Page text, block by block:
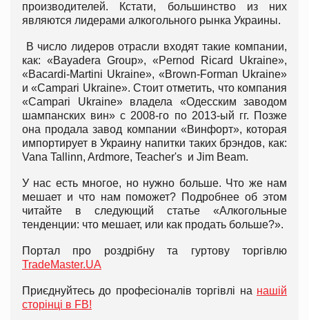
производителей. Кстати, большинство из них
являются лидерами алкогольного рынка Украины.
В число лидеров отрасли входят такие компании,
как: «Bayadera Group», «Pernod Ricard Ukraine»,
«Bacardi-Martini Ukraine», «Brown-Forman Ukraine»
и «Campari Ukraine». Стоит отметить, что компания
«Campari Ukraine» владела «Одесским заводом
шампанских вин» с 2008-го по 2013-ый гг. Позже
она продала завод компании «Винфорт», которая
импортирует в Украину напитки таких брэндов, как:
Vana Tallinn, Ardmore, Teacher's и Jim Beam.
У нас есть многое, но нужно больше. Что же нам
мешает и что нам поможет? Подробнее об этом
читайте в следующий статье «Алкогольные
тенденции: что мешает, или как продать больше?».
Портал про роздрібну та гуртову торгівлю
TradeMaster.UA
Приєднуйтесь до професіоналів торгівлі на нашій
сторінці в FB!